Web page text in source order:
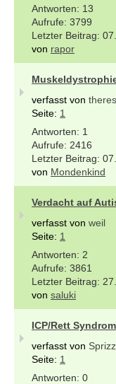
13
3799
von rapor
verfasst von
Seite: 1
1
2416
von Mondenkind
Verdacht auf
verfasst von weil
Seite: 1
2
3861
von saluki
ICP/Rett Syndrom
verfasst von
Seite: 1
0